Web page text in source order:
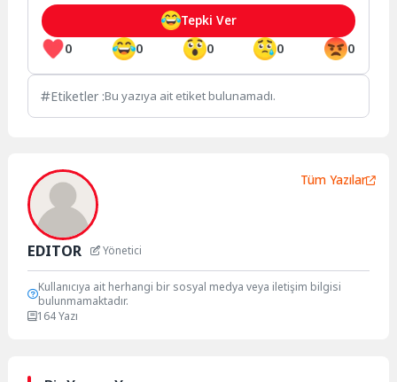
0 0 0 0 0
Tepki Ver
Etiketler :Bu yazıya ait etiket bulunamadı.
EDITOR Yönetici
Tüm Yazılar
Kullanıcıya ait herhangi bir sosyal medya veya iletişim bilgisi
bulunmamaktadır.
164 Yazı